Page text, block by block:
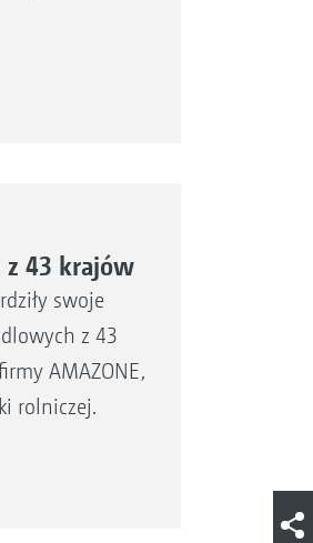
z 43 krajów
swoje
z 43
AMAZONE,
rolniczej.